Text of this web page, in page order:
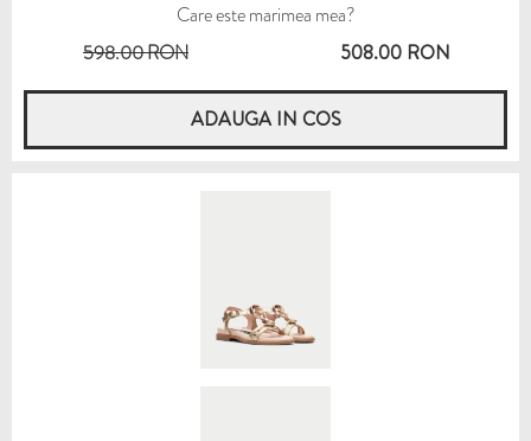
Care este marimea mea?
598.00 RON
508.00 RON
ADAUGA IN COS